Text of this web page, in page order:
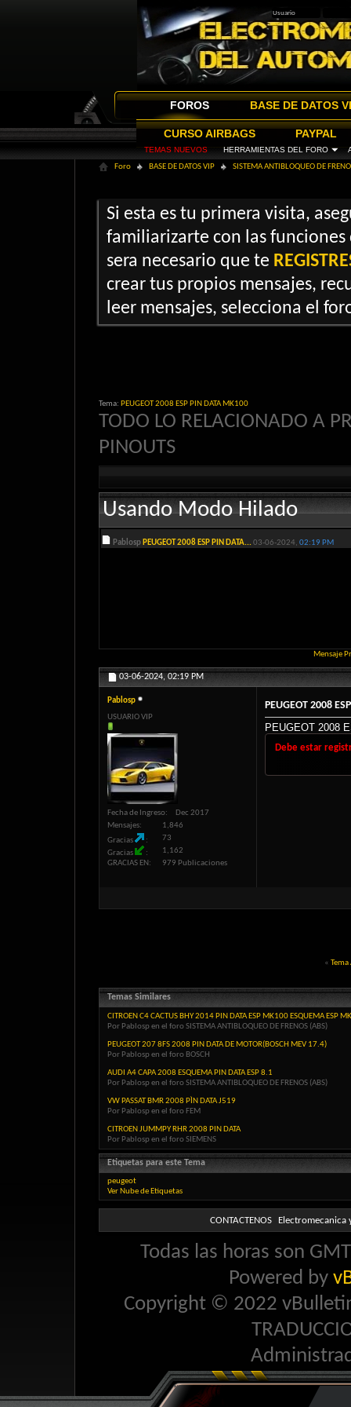
FOROS
TEMAS NUEVOS HERRAMIENTAS DEL FORO
BASE DE DATOS
CURSO AIRBAGS PAYPAL
Foro BASE DE DATOS VIP SISTEMA ANTIBLOQUEO DE
Si esta es tu primera visita,
familiarizarte con las funciones
sera necesario que te
crear tus propios mensajes,
leer mensajes, selecciona el
Tema: PEUGEOT 2008 ESP PIN DATA MK100
TODO LO RELACIONADO A
PINOUTS
Usando Modo Hilado
PablospPEUGEOT 2008 ESP PIN DATA...03-06-2024, 02:19 PM
Mensaje
03-06-2024, 02:19 PM
Pablosp
USUARIO VIP
Fecha de Ingreso
Dec 2017
Mensajes
1,846
Gracias
73
Gracias
1,162
GRACIAS EN
979 Publicaciones
PEUGEOT 2008
PEUGEOT 2008
Debe estar
«
Temas Similares
CITROEN C4 CACTUS BHY 2014 PIN DATA ESP MK100 ESQUEMA ESP
Por Pablosp en el foro SISTEMA ANTIBLOQUEO DE FRENOS (ABS)
PEUGEOT 207 8FS 2008 PIN DATA DE MOTOR(BOSCH MEV 17.4)
Por Pablosp en el foro BOSCH
AUDI A4 CAPA 2008 ESQUEMA PIN DATA ESP 8.1
Por Pablosp en el foro SISTEMA ANTIBLOQUEO DE FRENOS (ABS)
VW PASSAT BMR 2008 PÌN DATA J519
Por Pablosp en el foro FEM
CITROEN JUMMPY RHR 2008 PIN DATA
Por Pablosp en el foro SIEMENS
Etiquetas para este Tema
peugeot
Ver Nube de Etiquetas
CONTACTENOS Electromecanica
Todas las horas son
Powered by
Copyright © 2022